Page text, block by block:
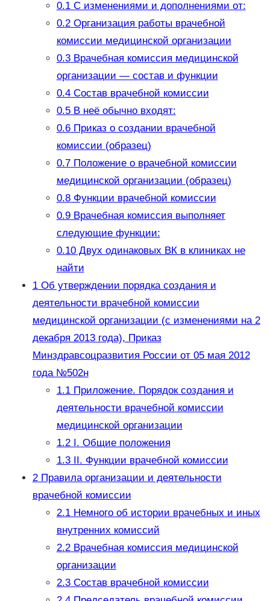
0.1С изменениями и дополнениями от:
0.2Организация работы врачебной
комиссии медицинской организации
0.3Врачебная комиссия медицинской
организации — состав и функции
0.4Состав врачебной комиссии
0.5В неё обычно входят:
0.6Приказ о создании врачебной
комиссии (образец)
0.7Положение о врачебной комиссии
медицинской организации (образец)
0.8Функции врачебной комиссии
0.9Врачебная комиссия выполняет
следующие функции:
0.10Двух одинаковых ВК в клиниках не
найти
1Об утверждении порядка создания и
деятельности врачебной комиссии
медицинской организации (с изменениями на 2
декабря 2013 года), Приказ
Минздравсоцразвития России от 05 мая 2012
года №502н
1.1Приложение. Порядок создания и
деятельности врачебной комиссии
медицинской организации
1.2I. Общие положения
1.3II. Функции врачебной комиссии
2Правила организации и деятельности
врачебной комиссии
2.1Немного об истории врачебных и иных
внутренних комиссий
2.2Врачебная комиссия медицинской
организации
2.3Состав врачебной комиссии